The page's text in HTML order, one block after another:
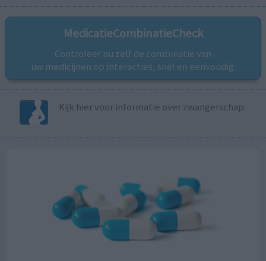
MedicatieCombinatieCheck
Controleer nu zelf de combinatie van
uw medicijnen op interacties, snel en eenvoudig.
Kijk hier voor informatie over zwangerschap.